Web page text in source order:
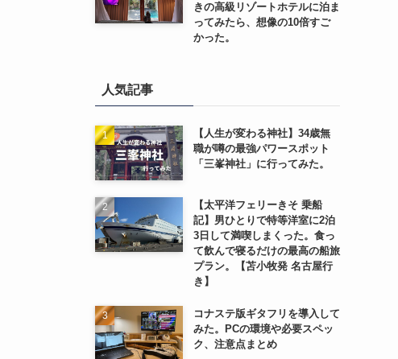
きの高級リゾートホテルに泊ま
ってみたら、想像の10倍すご
かった。
人気記事
【人生が変わる神社】34歳無
職が噂の最強パワースポット
「三峯神社」に行ってみた。
【太平洋フェリーきそ 乗船
記】男ひとりで特等洋室に2泊
3日して満喫しまくった。食っ
て飲んで寝るだけの最高の船旅
プラン。【苫小牧発 名古屋行
き】
コナステ版ギタフリを導入して
みた。PCの環境や必要スペッ
ク、注意点まとめ